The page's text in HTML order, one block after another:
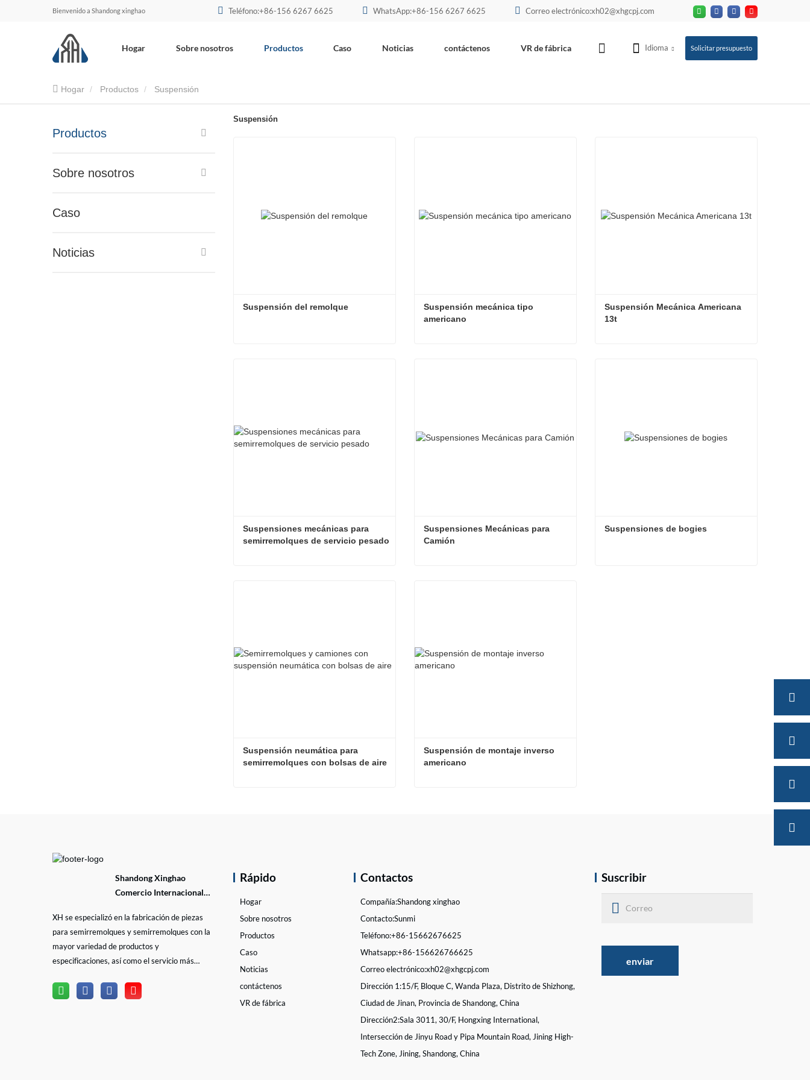
Bienvenido a Shandong xinghao Teléfono:+86-156 6267 6625 WhatsApp:+86-156 6267 6625 Correo electrónico:xh02@xhgcpj.com
Hogar Sobre nosotros Productos Caso Noticias contáctenos VR de fábrica Idioma Solicitar presupuesto
Hogar Productos Suspensión
Productos
Sobre nosotros
Caso
Noticias
Suspensión
Suspensión del remolque
Suspensión mecánica tipo
americano
Suspensión Mecánica Americana
13t
Suspensiones mecánicas para
semirremolques de servicio pesado
Suspensiones Mecánicas para
Camión
Suspensiones de bogies
Suspensión neumática para
semirremolques con bolsas de aire
Suspensión de montaje inverso
americano
Shandong Xinghao
Comercio Internacional
XH se especializó en la fabricación de piezas
para semirremolques y semirremolques con la
mayor variedad de productos y
especificaciones, así como el servicio más
semirremolques y remolques.
Rápido
Hogar
Sobre nosotros
Productos
Caso
Noticias
contáctenos
VR de fábrica
Contactos
Compañía:Shandong xinghao
Contacto:Sunmi
Teléfono:+86-15662676625
Whatsapp:+86-156626766625
Correo electrónico:xh02@xhgcpj.com
Dirección 1:15/F, Bloque C, Wanda Plaza, Distrito de Shizhong,
Ciudad de Jinan, Provincia de Shandong, China
Dirección2:Sala 3011, 30/F, Hongxing International,
Intersección de Jinyu Road y Pipa Mountain Road, Jining High-
Tech Zone, Jining, Shandong, China
Suscribir
enviar